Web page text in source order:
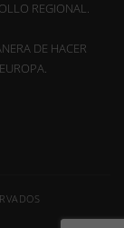
REGIONAL.
DE HACER
EUROPA.